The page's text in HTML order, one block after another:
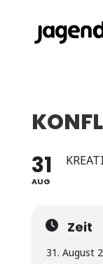
31
AUG
Zeit
31. August